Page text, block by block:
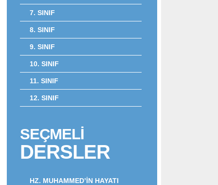
7. SINIF
8. SINIF
9. SINIF
10. SINIF
11. SINIF
12. SINIF
SEÇMELİ
DERSLER
HZ. MUHAMMED’İN HAYATI